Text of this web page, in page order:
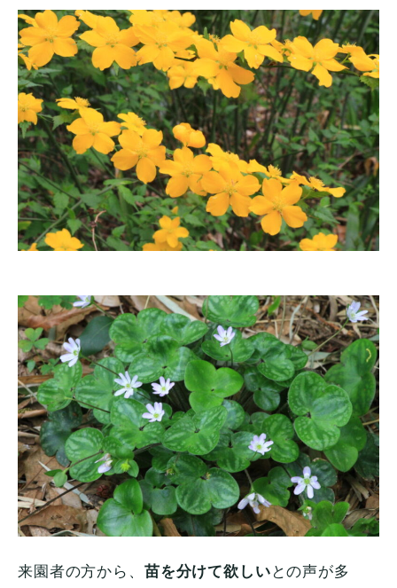
来園者の方から、 苗を分けて欲しい との声が多